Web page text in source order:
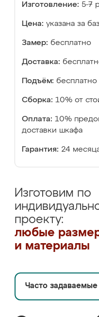
Изготовление: 5-7
Цена: указана за
Замер: бесплатно
Доставка:
Подъём: бесплатно
Сборка: 10% от
Оплата: 10%
доставки шкафа
Гарантия: 24
Изготовим по
проекту:
любые
и материалы
Часто